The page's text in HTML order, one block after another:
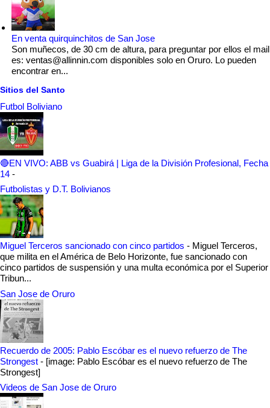
En venta quirquinchitos de San Jose
Son muñecos, de 30 cm de altura, para preguntar por ellos el mail
es: ventas@allinnin.com disponibles solo en Oruro. Lo pueden
encontrar en...
Sitios del Santo
Futbol Boliviano
🔴EN VIVO: ABB vs Guabirá | Liga de la División Profesional, Fecha
14 -
Futbolistas y D.T. Bolivianos
Miguel Terceros sancionado con cinco partidos - Miguel Terceros,
que milita en el América de Belo Horizonte, fue sancionado con
cinco partidos de suspensión y una multa económica por el Superior
Tribun...
San Jose de Oruro
Recuerdo de 2005: Pablo Escóbar es el nuevo refuerzo de The
Strongest - [image: Pablo Escóbar es el nuevo refuerzo de The
Strongest]
Videos de San Jose de Oruro